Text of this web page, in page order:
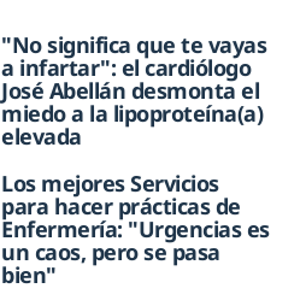
"No significa que te vayas
a infartar": el cardiólogo
José Abellán desmonta el
miedo a la lipoproteína(a)
elevada
Los mejores Servicios
para hacer prácticas de
Enfermería: "Urgencias es
un caos, pero se pasa
bien"